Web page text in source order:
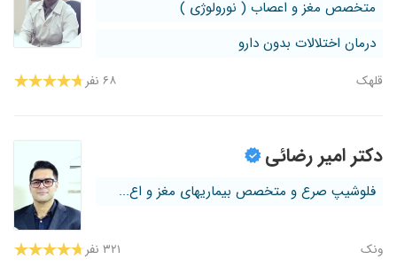
متخصص مغز و اعصاب ( نورولوژی )
درمان اختلالات بدون دارو
قلهک ۶۸ نفر
دکتر امیر رضائی
فلوشیپ صرع و متخصص بیماریهای مغز و اع...
ونک ۳۲۱ نفر